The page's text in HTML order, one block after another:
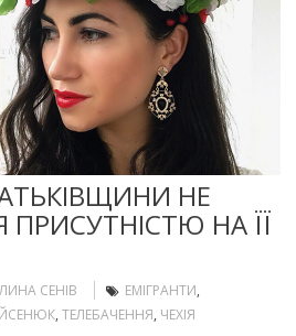
НЕ
НА ЇЇ
СЕНІВ ЕМІГРАНТИ,
, ТЕЛЕБАЧЕННЯ, ЧЕХІЯ